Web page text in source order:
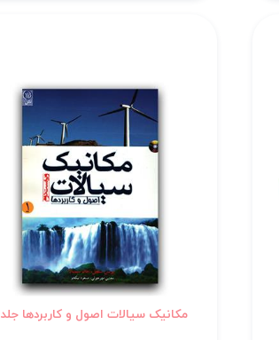
مکانیک سیالات اصول و کاربردها جلد 1